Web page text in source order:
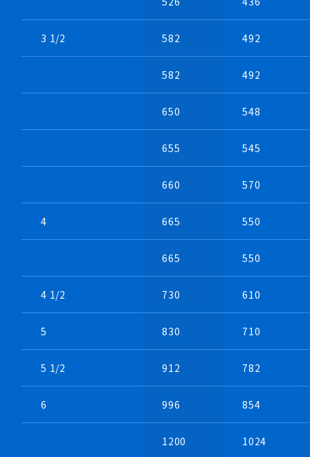
をカップリング接続しますがシャフトを1本も
ので可能な場合もあります
3 1/2 582 492
582 492
650 548
655 545
660 570
4 665 550
665 550
4 1/2 730 610
5 830 710
5 1/2 912 782
6 996 854
1200 1024